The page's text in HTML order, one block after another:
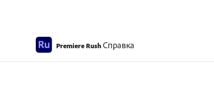
Premiere RushСправка